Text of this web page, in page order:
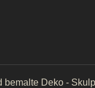
Deko -